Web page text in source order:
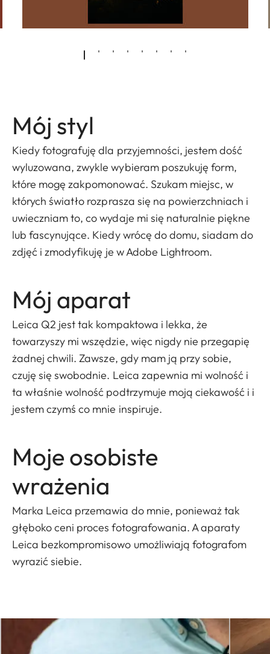
Mój styl
Kiedy fotografuję dla przyjemności, jestem dość
wyluzowana, zwykle wybieram poszukuję form,
które mogę zakpomonować. Szukam miejsc, w
których światło rozprasza się na powierzchniach i
uwieczniam to, co wydaje mi się naturalnie piękne
lub fascynujące. Kiedy wrócę do domu, siadam do
zdjęć i zmodyfikuję je w Adobe Lightroom.
Mój aparat
Leica Q2 jest tak kompaktowa i lekka, że
towarzyszy mi wszędzie, więc nigdy nie przegapię
żadnej chwili. Zawsze, gdy mam ją przy sobie,
czuję się swobodnie. Leica zapewnia mi wolność i
ta właśnie wolność podtrzymuje moją ciekawość i i
jestem czymś co mnie inspiruje.
Moje osobiste
wrażenia
Marka Leica przemawia do mnie, ponieważ tak
głęboko ceni proces fotografowania. A aparaty
Leica bezkompromisowo umożliwiają fotografom
wyrazić siebie.